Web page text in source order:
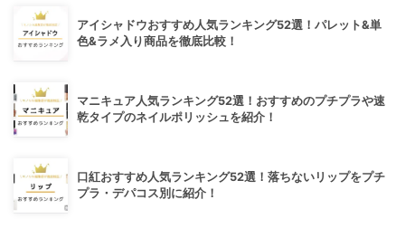
アイシャドウおすすめ人気ランキング52選！パレット&単
色&ラメ入り商品を徹底比較！
マニキュア人気ランキング52選！おすすめのプチプラや速
乾タイプのネイルポリッシュを紹介！
口紅おすすめ人気ランキング52選！落ちないリップをプチ
プラ・デパコス別に紹介！